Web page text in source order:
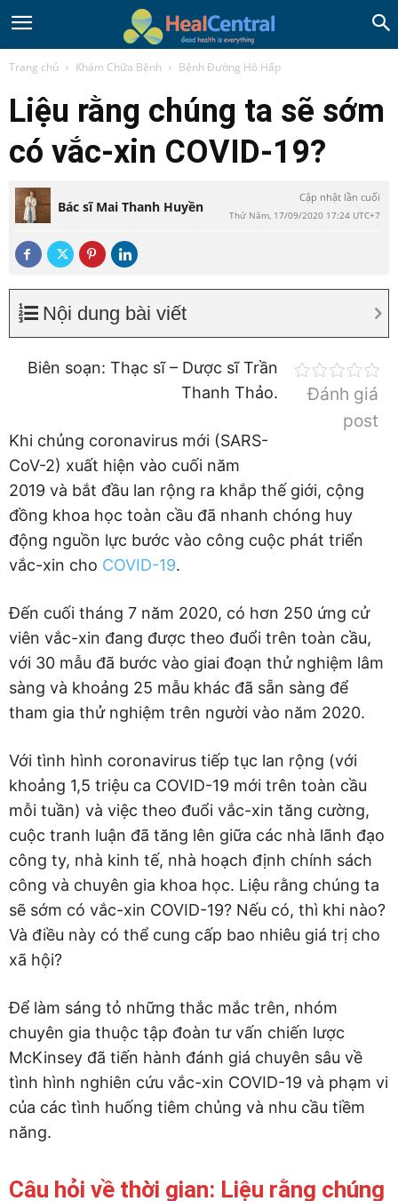
Trang chủ Khám Chữa Bệnh Bệnh Đường Hô Hấp
Liệu rằng chúng ta sẽ sớm
có vắc-xin COVID-19?
Bác sĩ Mai Thanh Huyền
Cập nhật lần cuối
Thứ Năm, 17/09/2020 17:24 UTC+7
Nội dung bài viết
Đánh giá
post
Biên soạn: Thạc sĩ – Dược sĩ Trần
Thanh Thảo.
Khi chủng coronavirus mới (SARS-
CoV-2) xuất hiện vào cuối năm
2019 và bắt đầu lan rộng ra khắp thế giới, cộng
đồng khoa học toàn cầu đã nhanh chóng huy
động nguồn lực bước vào công cuộc phát triển
vắc-xin cho COVID-19.
Đến cuối tháng 7 năm 2020, có hơn 250 ứng cử
viên vắc-xin đang được theo đuổi trên toàn cầu,
với 30 mẫu đã bước vào giai đoạn thử nghiệm lâm
sàng và khoảng 25 mẫu khác đã sẵn sàng để
tham gia thử nghiệm trên người vào năm 2020.
Với tình hình coronavirus tiếp tục lan rộng (với
khoảng 1,5 triệu ca COVID-19 mới trên toàn cầu
mỗi tuần) và việc theo đuổi vắc-xin tăng cường,
cuộc tranh luận đã tăng lên giữa các nhà lãnh đạo
công ty, nhà kinh tế, nhà hoạch định chính sách
công và chuyên gia khoa học. Liệu rằng chúng ta
sẽ sớm có vắc-xin COVID-19? Nếu có, thì khi nào?
Và điều này có thể cung cấp bao nhiêu giá trị cho
xã hội?
Để làm sáng tỏ những thắc mắc trên, nhóm
chuyên gia thuộc tập đoàn tư vấn chiến lược
McKinsey đã tiến hành đánh giá chuyên sâu về
tình hình nghiên cứu vắc-xin COVID-19 và phạm vi
của các tình huống tiêm chủng và nhu cầu tiềm
năng.
Câu hỏi về thời gian: Liệu rằng chúng